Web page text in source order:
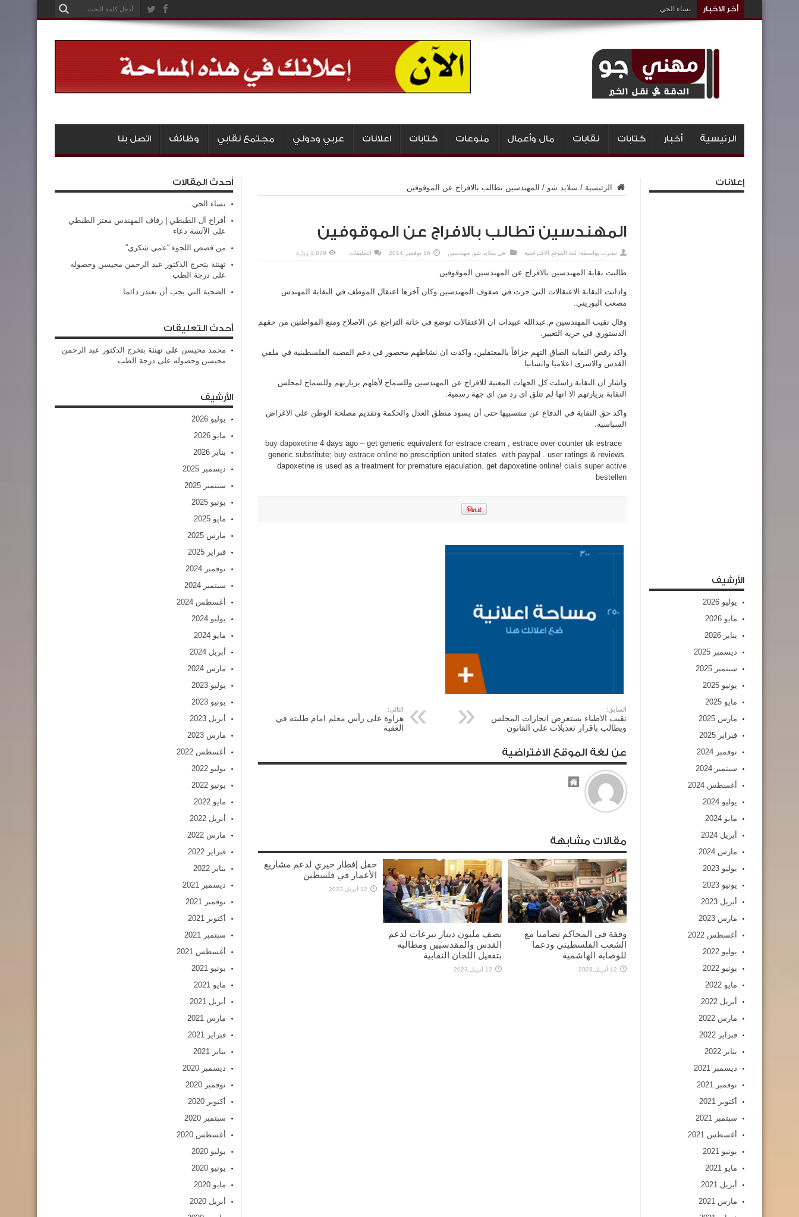
أخر الاخبار نساء الحي ..
الرئيسية أخبار كتابات نقابات مال وأعمال منوعات كتابات اعلانات عربي ودولي مجتمع نقابي وظائف اتصل بنا
الرئيسية / سلايد شو / المهندسين تطالب بالافراج عن الموقوفين
المهندسين تطالب بالافراج عن الموقوفين
نشرت بواسطة: لغة الموقع الافتراضية في سلايد شو مهندسين 16 نوفمبر,2014 التعليقات
مغلقة
1,879 زيارة
طالبت نقابة المهندسين بالافراج عن المهندسين الموقوفين.
وادانت النقابة الاعتقالات التي جرت في صفوف المهندسين وكان آخرها اعتقال الموظف في النقابة المهندس
مصعب البوريني.
وقال نقيب المهندسين م.عبدالله عبيدات ان الاعتقالات توضع في خانة التراجع عن الاصلاح ومنع المواطنين من حقهم
الدستوري في حرية التعبير.
واكد رفض النقابة الصاق التهم جزافاً بالمعتقلين، واكدت ان نشاطهم محصور في دعم القضية الفلسطينية في ملفي
القدس والاسرى اعلاميا وانسانيا.
واشار ان النقابة راسلت كل الجهات المعنية للافراج عن المهندسين وللسماح لأهلهم بزيارتهم وللسماح لمجلس
النقابة بزيارتهم الا انها لم تتلق اي رد من اي جهة رسمية.
واكد حق النقابة في الدفاع عن منتسبيها حتى أن يسود منطق العدل والحكمة وتقديم مصلحة الوطن على الاغراض
السياسية.
buy dapoxetine 4 days ago – get generic equivalent for estrace cream , estrace over counter uk estrace
generic substitute; buy estrace online no prescription united states with paypal . user ratings & reviews.
dapoxetine is used as a treatment for premature ejaculation. get dapoxetine online! cialis super active
bestellen
السابق:
نقيب الاطباء يستعرض انجازات المجلس
ويطالب باقرار تعديلات على القانون
التالي:
هراوة على رأس معلم امام طلبته في
العقبة
عن لغة الموقع الافتراضية
مقالات مشابهة
وقفة في المحاكم تضامنا مع
الشعب الفلسطيني ودعما
للوصاية الهاشمية
12 أبريل,2023
نصف مليون دينار تبرعات لدعم
القدس والمقدسيين ومطالبه
بتفعيل اللجان النقابية
12 أبريل,2023
حفل إفطار خيري لدعم مشاريع
الأعمار في فلسطين
12 أبريل,2023
إعلانات
الأرشيف
يوليو 2026
مايو 2026
يناير 2026
ديسمبر 2025
سبتمبر 2025
يونيو 2025
مايو 2025
مارس 2025
فبراير 2025
نوفمبر 2024
سبتمبر 2024
أغسطس 2024
يوليو 2024
مايو 2024
أبريل 2024
مارس 2024
يوليو 2023
يونيو 2023
أبريل 2023
مارس 2023
أغسطس 2022
يوليو 2022
يونيو 2022
مايو 2022
أبريل 2022
مارس 2022
فبراير 2022
يناير 2022
ديسمبر 2021
نوفمبر 2021
أكتوبر 2021
سبتمبر 2021
أغسطس 2021
يونيو 2021
مايو 2021
أبريل 2021
مارس 2021
أحدث المقالات
نساء الحي ..
أفراح آل الطيطي | زفاف المهندس معتز الطيطي
على الآنسة دعاء
من قصص اللجوء “عمي شكري”
تهنئة بتخرج الدكتور عبد الرحمن محيسن وحصوله
على درجة الطب
الضحية التي يجب أن تعتذر دائما
أحدث التعليقات
محمد محيسن على تهنئة بتخرج الدكتور عبد الرحمن
محيسن وحصوله على درجة الطب
الأرشيف
يوليو 2026
مايو 2026
يناير 2026
ديسمبر 2025
سبتمبر 2025
يونيو 2025
مايو 2025
مارس 2025
فبراير 2025
نوفمبر 2024
سبتمبر 2024
أغسطس 2024
يوليو 2024
مايو 2024
أبريل 2024
مارس 2024
يوليو 2023
يونيو 2023
أبريل 2023
مارس 2023
أغسطس 2022
يوليو 2022
يونيو 2022
مايو 2022
أبريل 2022
مارس 2022
فبراير 2022
يناير 2022
ديسمبر 2021
نوفمبر 2021
أكتوبر 2021
سبتمبر 2021
أغسطس 2021
يونيو 2021
مايو 2021
أبريل 2021
مارس 2021
فبراير 2021
يناير 2021
ديسمبر 2020
نوفمبر 2020
أكتوبر 2020
سبتمبر 2020
أغسطس 2020
يوليو 2020
يونيو 2020
مايو 2020
أبريل 2020